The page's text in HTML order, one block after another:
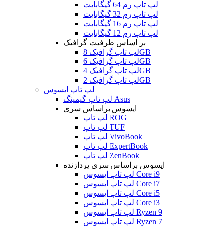
لپ تاپ رم 64 گیگابایت
لپ تاپ رم 32 گیگابایت
لپ تاپ رم 16 گیگابایت
لپ تاپ رم 12 گیگابایت
بر اساس ظرفیت گرافیک
لپ تاپ گرافیک 8GB
لپ تاپ گرافیک 6GB
لپ تاپ گرافیک 4GB
لپ تاپ گرافیک 2GB
لپ تاپ ایسوس
لپ تاپ گیمینگ Asus
ایسوس براساس سری
لپ تاپ ROG
لپ تاپ TUF
لپ تاپ VivoBook
لپ تاپ ExpertBook
لپ تاپ ZenBook
ایسوس براساس سری پردازنده
لپ تاپ ایسوس Core i9
لپ تاپ ایسوس Core i7
لپ تاپ ایسوس Core i5
لپ تاپ ایسوس Core i3
لپ تاپ ایسوس Ryzen 9
لپ تاپ ایسوس Ryzen 7